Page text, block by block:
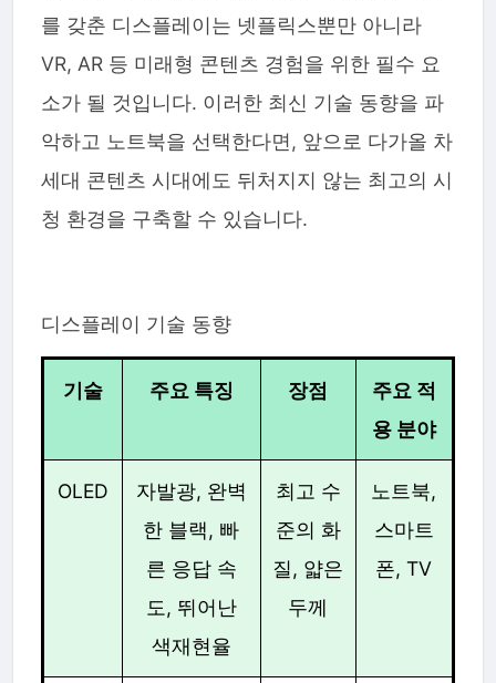
를 갖춘 디스플레이는 넷플릭스뿐만 아니라
VR, AR 등 미래형 콘텐츠 경험을 위한 필수 요
소가 될 것입니다. 이러한 최신 기술 동향을 파
악하고 노트북을 선택한다면, 앞으로 다가올 차
세대 콘텐츠 시대에도 뒤처지지 않는 최고의 시
청 환경을 구축할 수 있습니다.
디스플레이 기술 동향
기술 주요 특징 장점
주요 적
용 분야
OLED
자발광, 완벽
한 블랙, 빠
른 응답 속
도, 뛰어난
색재현율
최고 수
준의 화
질, 얇은
두께
노트북,
스마트
폰, TV